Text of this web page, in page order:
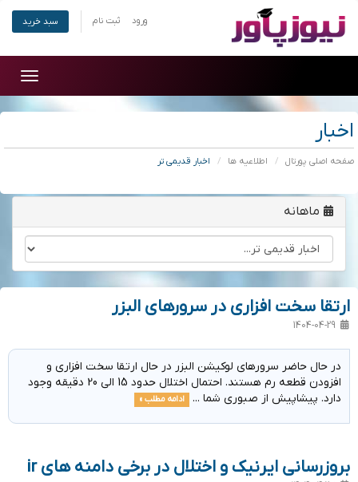
ورود ثبت نام سبد خرید
اخبار
صفحه اصلی پورتال اطلاعیه ها اخبار قدیمی تر
ماهانه
ارتقا سخت افزاری در سرورهای البزر
در حال حاضر سرورهای لوکیشن البزر در حال ارتقا سخت افزاری و
افزودن قطعه رم هستند. احتمال اختلال حدود 15 الی 20 دقیقه وجود
دارد. پیشاپیش از صبوری شما ...
ادامه مطلب »
بروزرسانی ایرنیک و اختلال در برخی دامنه های ir